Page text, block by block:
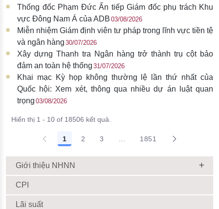
Thống đốc Phạm Đức Ấn tiếp Giám đốc phụ trách Khu
vực Đông Nam Á của ADB 03/08/2026
Miễn nhiệm Giám định viên tư pháp trong lĩnh vực tiền tệ
và ngân hàng 30/07/2026
Xây dựng Thanh tra Ngân hàng trở thành trụ cột bảo
đảm an toàn hệ thống 31/07/2026
Khai mạc Kỳ họp không thường lệ lần thứ nhất của
Quốc hội: Xem xét, thông qua nhiều dự án luật quan
trọng 03/08/2026
Hiển thị 1 - 10 of 18506 kết quả.
1 2 3 1851
Giới thiệu NHNN
CPI
Lãi suất